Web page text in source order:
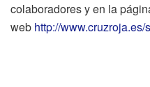
colaboradores y en la
web http://www.cruzroja.es/